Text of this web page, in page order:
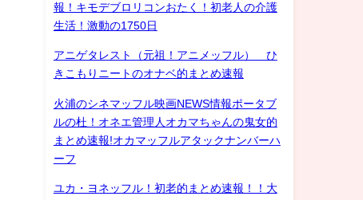
報！キモデブロリコンおたく！初老人の介護
生活！激動の1750日
アニゲタレスト（元祖！アニメッフル） ひ
きこもりニートのオナベ的まとめ速報
火浦のシネマッフル映画NEWS情報ポータブ
ルの杜！オネエ管理人オカマちゃんの鬼女的
まとめ速報!オカマッフルアタックナンバーハ
ーフ
ユカ・ヨネッフル！初老的まとめ速報！！大